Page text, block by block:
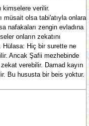
kimselere verilir.
müsait olsa tabi'atıyla onlara
nafakaları zengin evladına
onların zekatını
Hülasa: Hiç bir surette ne
Ancak Şafii mezhebinde
verebilir. Damad kayın
Bu hususta bir beis yoktur.